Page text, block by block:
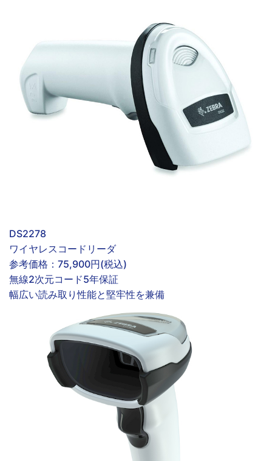
DS2278
ワイヤレスコードリーダ
参考価格： 75,900円(税込)
無線2次元コード5年保証
幅広い読み取り性能と堅牢性を兼備